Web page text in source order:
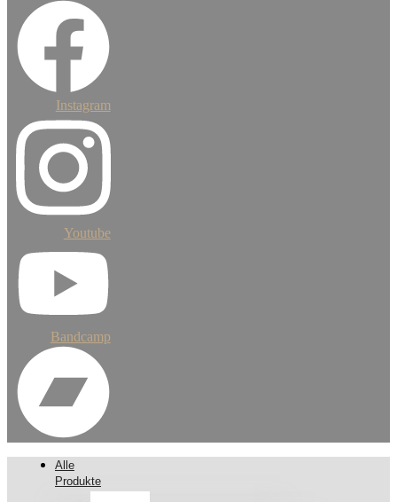
Instagram
Youtube
Bandcamp
Alle
Produkte